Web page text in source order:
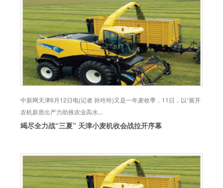
中新网天津6月12日电(记者 孙玲玲)又是一年麦收季，11日，以“展开
农机新质出产力助推农业高水...
竭尽全力战“三夏” 天津小麦机收会战拉开序幕